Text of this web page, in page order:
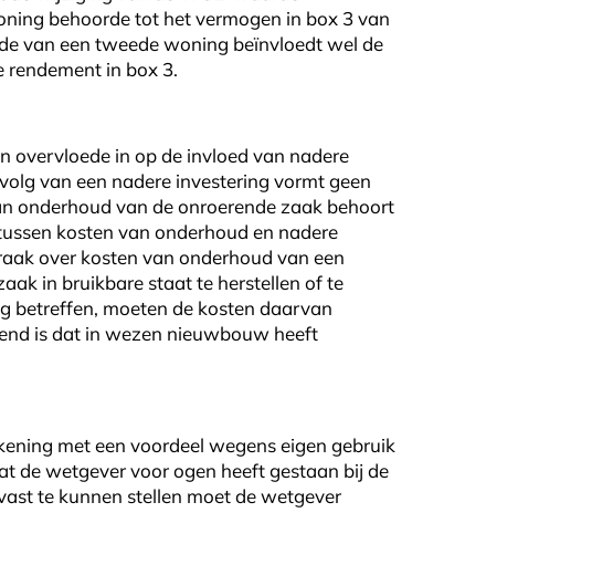
behoorde tot het vermogen in box 3 van
van een tweede woning beïnvloedt wel de
in box 3.
overvloede in op de invloed van nadere
van een nadere investering vormt geen
onderhoud van de onroerende zaak behoort
kosten van onderhoud en nadere
over kosten van onderhoud van een
in bruikbare staat te herstellen of te
betreffen, moeten de kosten daarvan
is dat in wezen nieuwbouw heeft
met een voordeel wegens eigen gebruik
de wetgever voor ogen heeft gestaan bij de
te kunnen stellen moet de wetgever